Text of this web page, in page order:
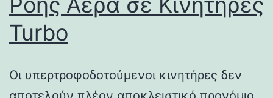
Turbo
Οι υπερτροφοδοτούμενοι κινητήρες δεν